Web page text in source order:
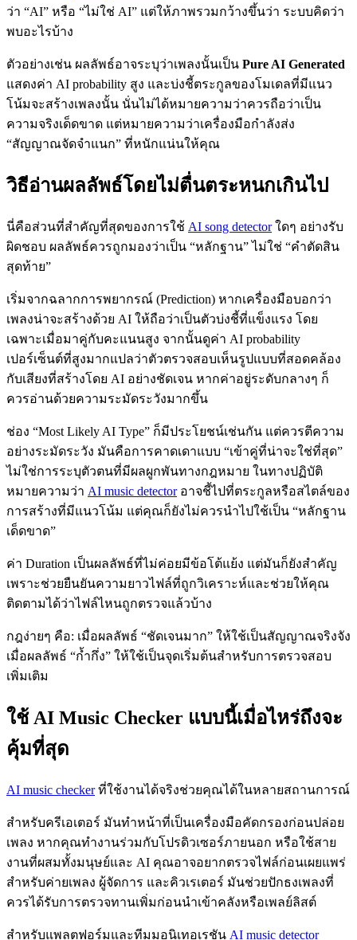
ว่า “AI” หรือ “ไม่ใช่ AI” แต่ให้ภาพรวมกว้างขึ้นว่า ระบบคิดว่า
พบอะไรบ้าง
ตัวอย่างเช่น ผลลัพธ์อาจระบุว่าเพลงนั้นเป็น Pure AI Generated
แสดงค่า AI probability สูง และบ่งชี้ตระกูลของโมเดลที่มีแนว
โน้มจะสร้างเพลงนั้น นั่นไม่ได้หมายความว่าควรถือว่าเป็น
ความจริงเด็ดขาด แต่หมายความว่าเครื่องมือกำลังส่ง
“สัญญาณจัดจำแนก” ที่หนักแน่นให้คุณ
วิธีอ่านผลลัพธ์โดยไม่ตื่นตระหนกเกินไป
นี่คือส่วนที่สำคัญที่สุดของการใช้ AI song detectorใดๆ อย่างรับ
ผิดชอบ ผลลัพธ์ควรถูกมองว่าเป็น “หลักฐาน” ไม่ใช่ “คำตัดสิน
สุดท้าย”
เริ่มจากฉลากการพยากรณ์ (Prediction) หากเครื่องมือบอกว่า
เพลงน่าจะสร้างด้วย AI ให้ถือว่าเป็นตัวบ่งชี้ที่แข็งแรง โดย
เฉพาะเมื่อมาคู่กับคะแนนสูง จากนั้นดูค่า AI probability
เปอร์เซ็นต์ที่สูงมากแปลว่าตัวตรวจสอบเห็นรูปแบบที่สอดคล้อง
กับเสียงที่สร้างโดย AI อย่างชัดเจน หากค่าอยู่ระดับกลางๆ ก็
ควรอ่านด้วยความระมัดระวังมากขึ้น
ช่อง “Most Likely AI Type” ก็มีประโยชน์เช่นกัน แต่ควรตีความ
อย่างระมัดระวัง มันคือการคาดเดาแบบ “เข้าคู่ที่น่าจะใช่ที่สุด”
ไม่ใช่การระบุตัวตนที่มีผลผูกพันทางกฎหมาย ในทางปฏิบัติ
หมายความว่า AI music detectorอาจชี้ไปที่ตระกูลหรือสไตล์ของ
การสร้างที่มีแนวโน้ม แต่คุณก็ยังไม่ควรนำไปใช้เป็น “หลักฐาน
เด็ดขาด”
ค่า Duration เป็นผลลัพธ์ที่ไม่ค่อยมีข้อโต้แย้ง แต่มันก็ยังสำคัญ
เพราะช่วยยืนยันความยาวไฟล์ที่ถูกวิเคราะห์และช่วยให้คุณ
ติดตามได้ว่าไฟล์ไหนถูกตรวจแล้วบ้าง
กฎง่ายๆ คือ: เมื่อผลลัพธ์ “ชัดเจนมาก” ให้ใช้เป็นสัญญาณจริงจัง
เมื่อผลลัพธ์ “ก้ำกึ่ง” ให้ใช้เป็นจุดเริ่มต้นสำหรับการตรวจสอบ
เพิ่มเติม
ใช้ AI Music Checker แบบนี้เมื่อไหร่ถึงจะ
คุ้มที่สุด
AI music checkerที่ใช้งานได้จริงช่วยคุณได้ในหลายสถานการณ์
สำหรับครีเอเตอร์ มันทำหน้าที่เป็นเครื่องมือคัดกรองก่อนปล่อย
เพลง หากคุณทำงานร่วมกับโปรดิวเซอร์ภายนอก หรือใช้สาย
งานที่ผสมทั้งมนุษย์และ AI คุณอาจอยากตรวจไฟล์ก่อนเผยแพร่
สำหรับค่ายเพลง ผู้จัดการ และคิวเรเตอร์ มันช่วยปักธงเพลงที่
ควรได้รับการตรวจทานเพิ่มก่อนนำเข้าคลังหรือเพลย์ลิสต์
สำหรับแพลตฟอร์มและทีมมอนิเทอเรชัน AI music detector